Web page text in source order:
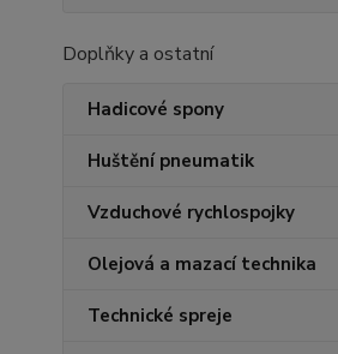
Doplňky a ostatní
Hadicové spony
Huštění pneumatik
Vzduchové rychlospojky
Olejová a mazací technika
Technické spreje